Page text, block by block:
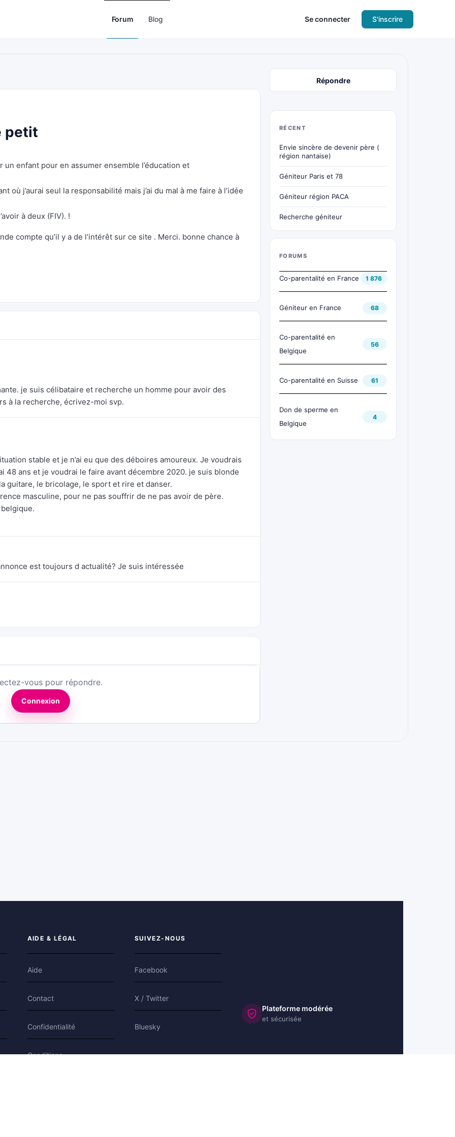
Forum Blog Se connecter S'inscrire
petit
enfant pour en assumer ensemble l’éducation et
où j’aurai seul la responsabilité mais j’ai du mal à me faire à l’idée
à deux (FIV). !
compte qu’il y a de l’intérêt sur ce site . Merci. bonne chance à
je suis célibataire et recherche un homme pour avoir des
à la recherche, écrivez-moi svp.
stable et je n’ai eu que des déboires amoureux. Je voudrais
48 ans et je voudrai le faire avant décembre 2020. je suis blonde
guitare, le bricolage, le sport et rire et danser.
masculine, pour ne pas souffrir de ne pas avoir de père.
est toujours d actualité? Je suis intéressée
vous pour répondre.
Connexion
Répondre
RÉCENT
Envie sincère de devenir père (
région nantaise)
Géniteur Paris et 78
Géniteur région PACA
Recherche géniteur
FORUMS
Co-parentalité en France 1 876
Géniteur en France 68
Co-parentalité en
Belgique
56
Co-parentalité en Suisse 61
Don de sperme en
Belgique
4
AIDE & LÉGAL
Aide
Contact
Confidentialité
Conditions
SUIVEZ-NOUS
Facebook
X / Twitter
Bluesky
Plateforme modérée
et sécurisée